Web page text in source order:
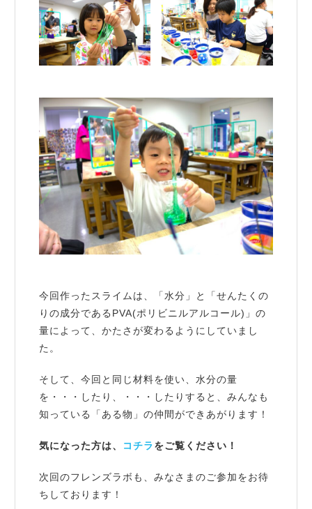
今回作ったスライムは、「水分」と「せんたくの
りの成分であるPVA(ポリビニルアルコール)」の
量によって、かたさが変わるようにしていまし
た。
そして、今回と同じ材料を使い、水分の量
を・・・したり、・・・したりすると、みんなも
知っている「ある物」の仲間ができあがります！
気になった方は、 コチラをご覧ください！
次回のフレンズラボも、みなさまのご参加をお待
ちしております！